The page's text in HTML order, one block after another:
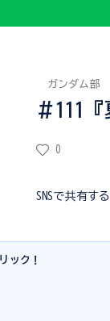
＃111
ガンダム部
0
SNSで共有する
ック！